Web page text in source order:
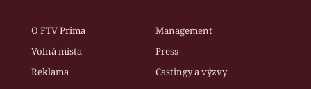
O FTV Prima
Management
Volná místa
Press
Reklama
Castingy a výzvy